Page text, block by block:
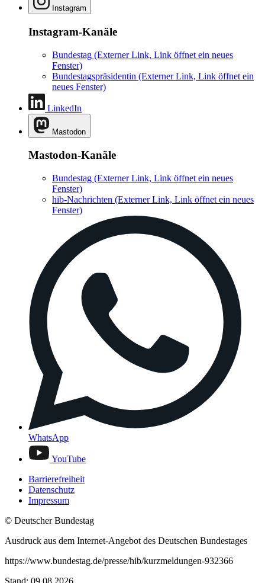
Instagram
Instagram-Kanäle
Bundestag (Externer Link, Link öffnet ein neues
Fenster)
Bundestagspräsidentin (Externer Link, Link öffnet ein
neues Fenster)
LinkedIn
Mastodon
Mastodon-Kanäle
Bundestag (Externer Link, Link öffnet ein neues
Fenster)
hib-Nachrichten (Externer Link, Link öffnet ein neues
Fenster)
WhatsApp
YouTube
Barrierefreiheit
Datenschutz
Impressum
© Deutscher Bundestag
Ausdruck aus dem Internet-Angebot des Deutschen Bundestages
https://www.bundestag.de/presse/hib/kurzmeldungen-932366
Stand: 09.08.2026